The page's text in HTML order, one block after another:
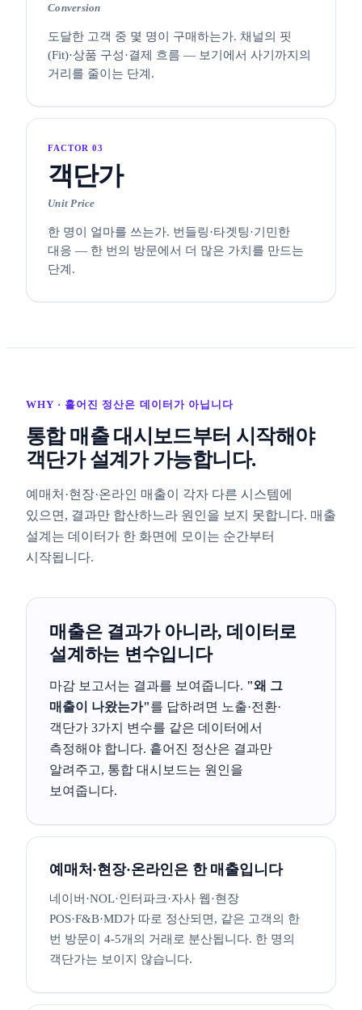
Conversion
도달한 고객 중 몇 명이 구매하는가. 채널의 핏
(Fit)·상품 구성·결제 흐름 — 보기에서 사기까지의
거리를 줄이는 단계.
FACTOR 03
객단가
Unit Price
한 명이 얼마를 쓰는가. 번들링·타겟팅·기민한
대응 — 한 번의 방문에서 더 많은 가치를 만드는
단계.
WHY · 흩어진 정산은 데이터가 아닙니다
통합 매출 대시보드부터 시작해야
객단가 설계가 가능합니다.
예매처·현장·온라인 매출이 각자 다른 시스템에
있으면, 결과만 합산하느라 원인을 보지 못합니다. 매출
설계는 데이터가 한 화면에 모이는 순간부터
시작됩니다.
매출은 결과가 아니라, 데이터로
설계하는 변수입니다
마감 보고서는 결과를 보여줍니다. "왜 그
매출이 나왔는가"를 답하려면 노출·전환·
객단가 3가지 변수를 같은 데이터에서
측정해야 합니다. 흩어진 정산은 결과만
알려주고, 통합 대시보드는 원인을
보여줍니다.
예매처·현장·온라인은 한 매출입니다
네이버·NOL·인터파크·자사 웹·현장
POS·F&B·MD가 따로 정산되면, 같은 고객의 한
번 방문이 4-5개의 거래로 분산됩니다. 한 명의
객단가는 보이지 않습니다.